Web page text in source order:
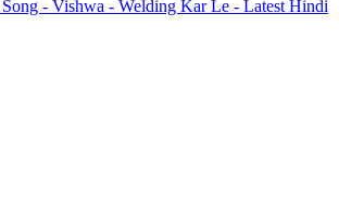
- Vishwa - Welding Kar Le - Latest Hindi